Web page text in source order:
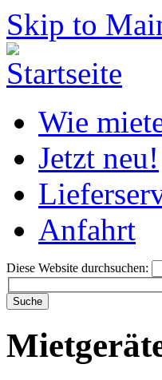
Skip to
Wie
Jetzt neu!
Anfahrt
Diese Website durchsuchen: